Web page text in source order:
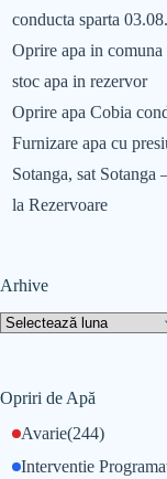
conducta sparta
Oprire apa in
stoc apa in rezervor
Oprire apa Cobia
Furnizare apa cu
Sotanga, sat Sotanga
la Rezervoare
Arhive
Opriri de Apă
Avarie(244)
Interventie